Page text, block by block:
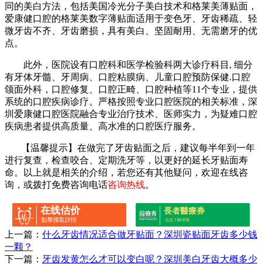
同的美白方法，包括美国冷光分子美白技术和格莱美薄贴面，
爱康健口腔的格莱美数字薄贴面适用于变色牙、牙齿稀疏、轻
微牙齿不齐、牙齿磨损，具有美白、坚固耐用、无需磨牙的优
点。
此外，医院设有口腔科和医学检验科两大诊疗科目, 细分
有牙体牙髓、牙周病、口腔粘膜病、儿童口腔预防保健.口腔
颌面外科，口腔修复、口腔正畸、口腔种植等11个专业，提供
系统的口腔疾病诊疗。严格按照专业口腔医院的相关标准，深
圳爱康健口腔医院融合专业治疗技术、医师实力，为疑难口腔
疾病患者提供高质量、高水准的口腔医疗服务。
【温馨提示】在做完了牙齿贴面之后，建议每半年到一年
进行复查，检查咬合、定期洗牙等，以更好的延长牙贴面寿
命。以上就是相关的介绍，若您还有其他疑问，欢迎在线咨
询，或拨打免费咨询电话咨询热线。
在线估价
點擊獲取詳情
長者醫療券
点击了解详情
上一篇： 什么牙齿情况适合做牙贴面？深圳瓷贴面牙齿多少钱
一颗？
下一篇： 牙齿发黄怎么才可以变白呢？深圳美白牙齿大概多少